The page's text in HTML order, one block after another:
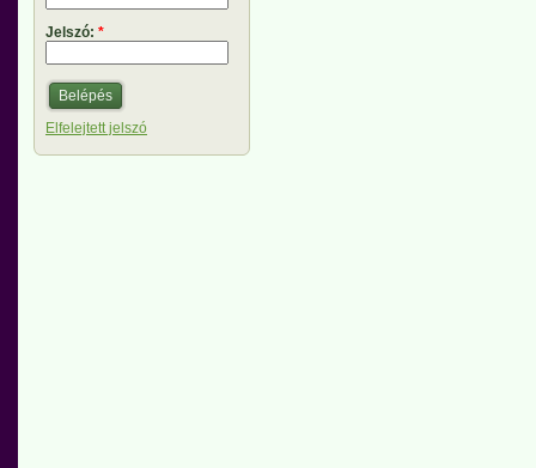
Jelszó: *
Elfelejtett jelszó